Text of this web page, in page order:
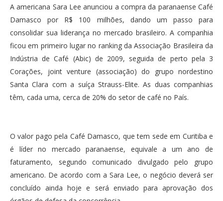
A americana Sara Lee anunciou a compra da paranaense Café
Damasco por R$ 100 milhões, dando um passo para
consolidar sua liderança no mercado brasileiro. A companhia
ficou em primeiro lugar no ranking da Associação Brasileira da
Indústria de Café (Abic) de 2009, seguida de perto pela 3
Corações, joint venture (associação) do grupo nordestino
Santa Clara com a suíça Strauss-Elite. As duas companhias
têm, cada uma, cerca de 20% do setor de café no País.
O valor pago pela Café Damasco, que tem sede em Curitiba e
é líder no mercado paranaense, equivale a um ano de
faturamento, segundo comunicado divulgado pelo grupo
americano. De acordo com a Sara Lee, o negócio deverá ser
concluído ainda hoje e será enviado para aprovação dos